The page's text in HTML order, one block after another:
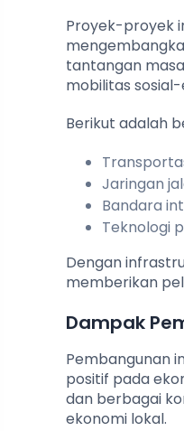
Proyek-proyek
tantangan
mobilitas
Berikut adalah
Jaringan
Bandara
Teknologi
Dengan
memberikan
Dampak
Pembangunan
positif pada
dan berbagai
ekonomi lokal.